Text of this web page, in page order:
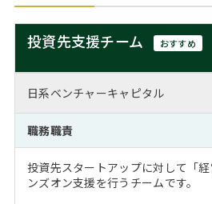
MBAの転職事例
MBAからのFAQ
MBA留学生数の推移
外資系／面接攻略のコツ
キャリアに効く一冊
注目企業インタビュー
プロ経営者の特別セミナー
Career Talk Live
MBA NETWORKING
パブリシティ
ニュースリリース
投資先支援チーム
おすすめ
日系ベンチャーキャピタル
職務職責
投資先スタートアップに対して「
ンズオン支援を行うチームです。